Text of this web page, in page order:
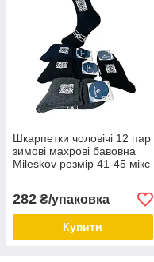
Шкарпетки чоловічі 12 пар
зимові махрові бавовна
Mileskov розмір 41-45 мікс
282 ₴/упаковка
Купити